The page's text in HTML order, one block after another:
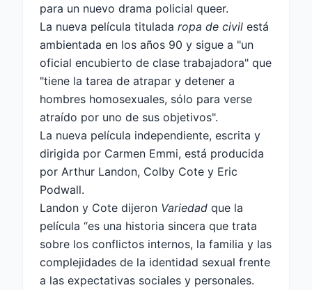
para un nuevo drama policial queer.
La nueva película titulada ropa de civil está
ambientada en los años 90 y sigue a "un
oficial encubierto de clase trabajadora" que
"tiene la tarea de atrapar y detener a
hombres homosexuales, sólo para verse
atraído por uno de sus objetivos".
La nueva película independiente, escrita y
dirigida por Carmen Emmi, está producida
por Arthur Landon, Colby Cote y Eric
Podwall.
Landon y Cote dijeron Variedad que la
película “es una historia sincera que trata
sobre los conflictos internos, la familia y las
complejidades de la identidad sexual frente
a las expectativas sociales y personales.